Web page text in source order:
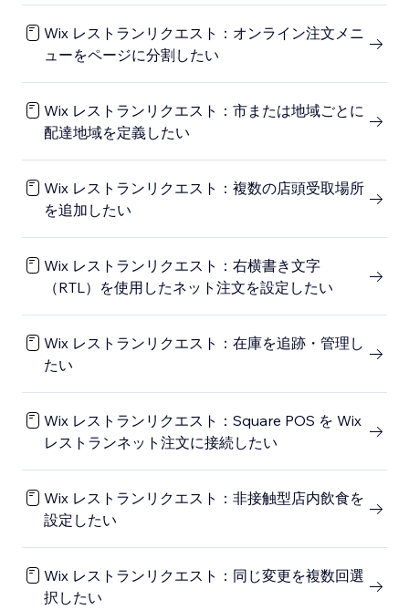
Wix レストランリクエスト：オンライン注文メニ
ューをページに分割したい
Wix レストランリクエスト：市または地域ごとに
配達地域を定義したい
Wix レストランリクエスト：複数の店頭受取場所
を追加したい
Wix レストランリクエスト：右横書き文字
（RTL）を使用したネット注文を設定したい
Wix レストランリクエスト：在庫を追跡・管理し
たい
Wix レストランリクエスト：Square POS を Wix
レストランネット注文に接続したい
Wix レストランリクエスト：非接触型店内飲食を
設定したい
Wix レストランリクエスト：同じ変更を複数回選
択したい